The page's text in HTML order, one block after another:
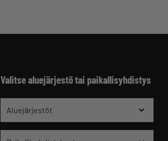
Valitse aluejärjestö tai paikallisyhdistys
Aluejärjestöt